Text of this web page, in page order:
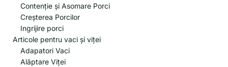
Contenție și Asomare Porci
Creșterea Porcilor
Ingrijire porci
Articole pentru vaci și viței
Adapatori Vaci
Alăptare Viței